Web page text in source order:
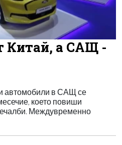
Китай, а САЩ -
автомобили в САЩ се
което повиши
Междувременно